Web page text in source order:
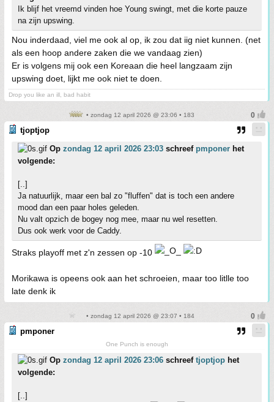
Ik blijf het vreemd vinden hoe Young swingt, met die korte pauze
na zijn upswing.
Nou inderdaad, viel me ook al op, ik zou dat iig niet kunnen. (net
als een hoop andere zaken die we vandaag zien)
Er is volgens mij ook een Koreaan die heel langzaam zijn
upswing doet, lijkt me ook niet te doen.
Drop you like an ill, bad habit
• zondag 12 april 2026 @ 23:06 • 183
tjoptjop
Op zondag 12 april 2026 23:03 schreef pmponer het
volgende:
[..]
Ja natuurlijk, maar een bal zo "fluffen" dat is toch een andere
mood dan een paar holes geleden.
Nu valt opzich de bogey nog mee, maar nu wel resetten.
Dus ook werk voor de Caddy.
Straks playoff met z'n zessen op -10
Morikawa is opeens ook aan het schroeien, maar too litlle too
late denk ik
• zondag 12 april 2026 @ 23:07 • 184
pmponer
One Punch is enough
Op zondag 12 april 2026 23:06 schreef tjoptjop het
volgende:
[..]